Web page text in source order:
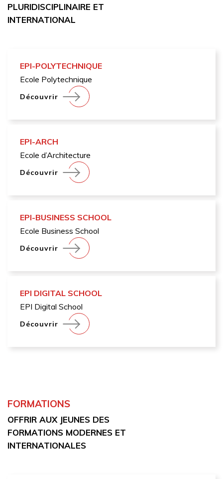
PLURIDISCIPLINAIRE ET
INTERNATIONAL
EPI-POLYTECHNIQUE
Ecole Polytechnique
Découvrir
EPI-ARCH
Ecole d’Architecture
Découvrir
EPI-BUSINESS SCHOOL
Ecole Business School
Découvrir
EPI DIGITAL SCHOOL
EPI Digital School
Découvrir
FORMATIONS
OFFRIR AUX JEUNES DES
FORMATIONS MODERNES ET
INTERNATIONALES